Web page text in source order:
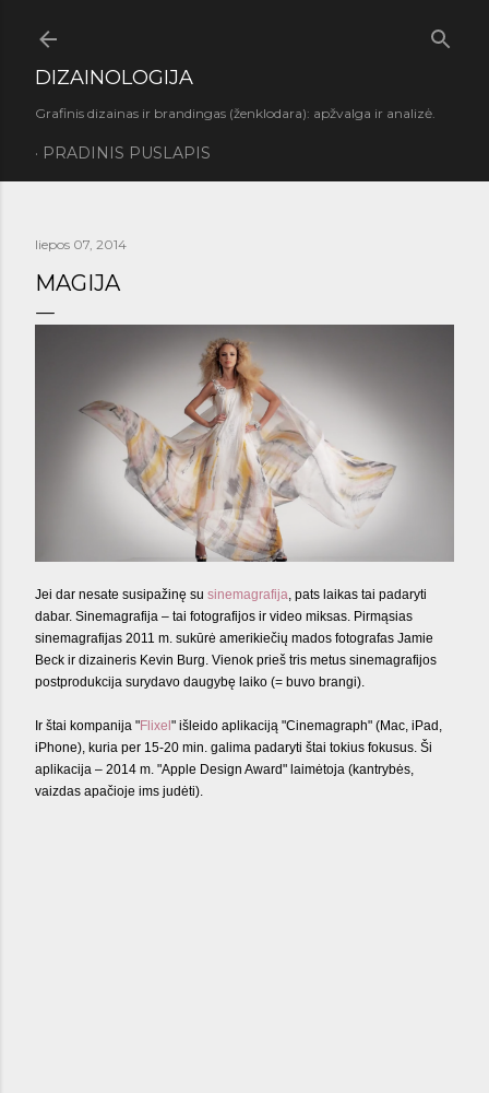
DIZAINOLOGIJA
Grafinis dizainas ir brandingas (ženklodara): apžvalga ir analizė.
PRADINIS PUSLAPIS
liepos 07, 2014
MAGIJA
Jei dar nesate susipažinę su sinemagrafija, pats laikas tai padaryti
dabar. Sinemagrafija – tai fotografijos ir video miksas. Pirmąsias
sinemagrafijas 2011 m. sukūrė amerikiečių mados fotografas Jamie
Beck ir dizaineris Kevin Burg. Vienok prieš tris metus sinemagrafijos
postprodukcija surydavo daugybę laiko (= buvo brangi).
Ir štai kompanija "Flixel " išleido aplikaciją "Cinemagraph" (Mac, iPad,
iPhone), kuria per 15-20 min. galima padaryti štai tokius fokusus. Ši
aplikacija – 2014 m. "Apple Design Award" laimėtoja (kantrybės,
vaizdas apačioje ims judėti).